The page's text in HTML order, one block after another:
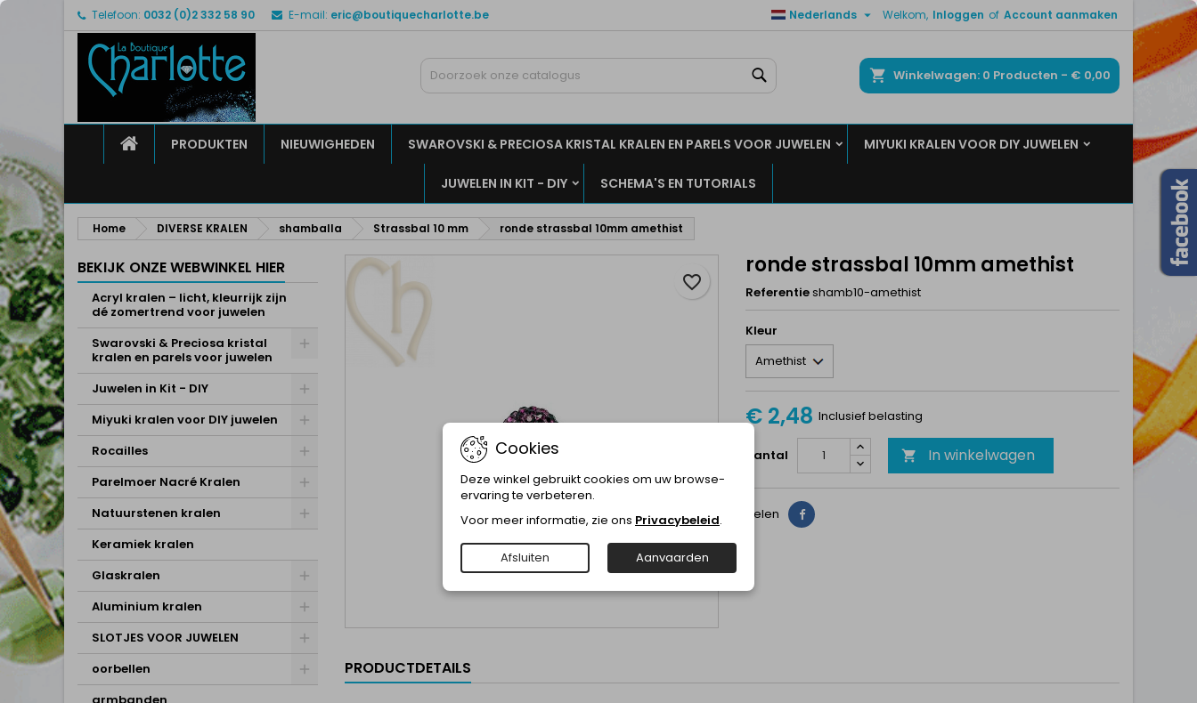
Telefoon: 0032 (0)2 332 58 90 E-mail: eric@boutiquecharlotte.be Welkom, Inloggen of Account aanmaken
Nederlands 
Winkelwagen 0 Producten - € 0,00
HOMEPRODUKTEN NIEUWIGHEDEN SWAROVSKI & PRECIOSA KRISTAL KRALEN EN PARELS VOOR JUWELEN MIYUKI KRALEN VOOR DIY JUWELEN
JUWELEN IN KIT - DIY SCHEMA'S EN TUTORIALS
Home DIVERSE KRALEN shamballa Strassbal 10 mm ronde strassbal 10mm amethist
BEKIJK ONZE WEBWINKEL HIER
Acryl kralen – licht, kleurrijk zijn
dé zomertrend voor juwelen
Swarovski & Preciosa kristal
kralen en parels voor juwelen
Juwelen in Kit - DIY
Miyuki kralen voor DIY juwelen
Rocailles
Parelmoer Nacré Kralen
Natuurstenen kralen
Keramiek kralen
Glaskralen
Aluminium kralen
SLOTJES VOOR JUWELEN
oorbellen
ronde strassbal 10mm amethist
Referentieshamb10-amethist
Kleur
€ 2,48 Inclusief belasting
Aantal  In winkelwagen
favorite_border
Delen Delen
PRODUCTDETAILS
Mijn verlanglijsten
Maak een lijst
Maak een verlanglijst
Inloggen
U moet ingelogd zijn om producten in uw verlanglijst op te slaan.
Annuleren Inloggen
Cookies
Deze winkel gebruikt cookies om uw browse-
ervaring te verbeteren.
Voor meer informatie, zie ons Privacybeleid.
Afsluiten Aanvaarden